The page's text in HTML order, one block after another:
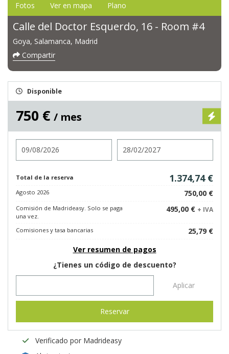
Fotos Ver en mapa Plano
Calle del Doctor Esquerdo, 16 - Room #4
Goya, Salamanca, Madrid
Compartir
Disponible
750 € / mes
Total de la reserva 1.374,74 €
Agosto 2026 750,00 €
Comisión de Madrideasy. Solo se paga
una vez.
495,00 € + IVA
Comisiones y tasa bancarias
25,79 €
Ver resumen de pagos
¿Tienes un código de descuento?
Aplicar
Reservar
Verificado por Madrideasy